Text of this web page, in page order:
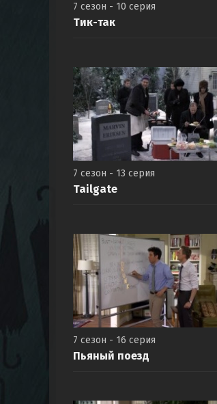
7 сезон - 10 серия
Тик-так
7 сезон - 13 серия
Tailgate
7 сезон - 16 серия
Пьяный поезд